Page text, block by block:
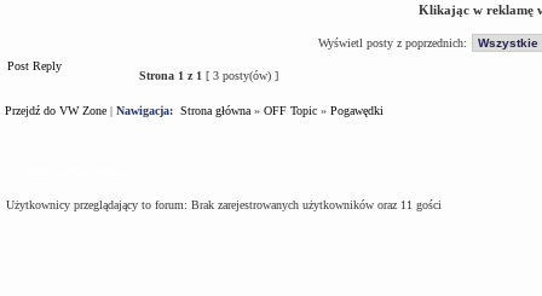
Klikając w reklamę
Wyświetl posty z poprzednich:
Post Reply
Strona 1 z 1 [ 3 posty(ów) ]
Przejdź do VW Zone | Nawigacja: Strona główna » OFF Topic » Pogawędki
Użytkownicy przeglądający to forum: Brak zarejestrowanych użytkowników oraz 11 gości